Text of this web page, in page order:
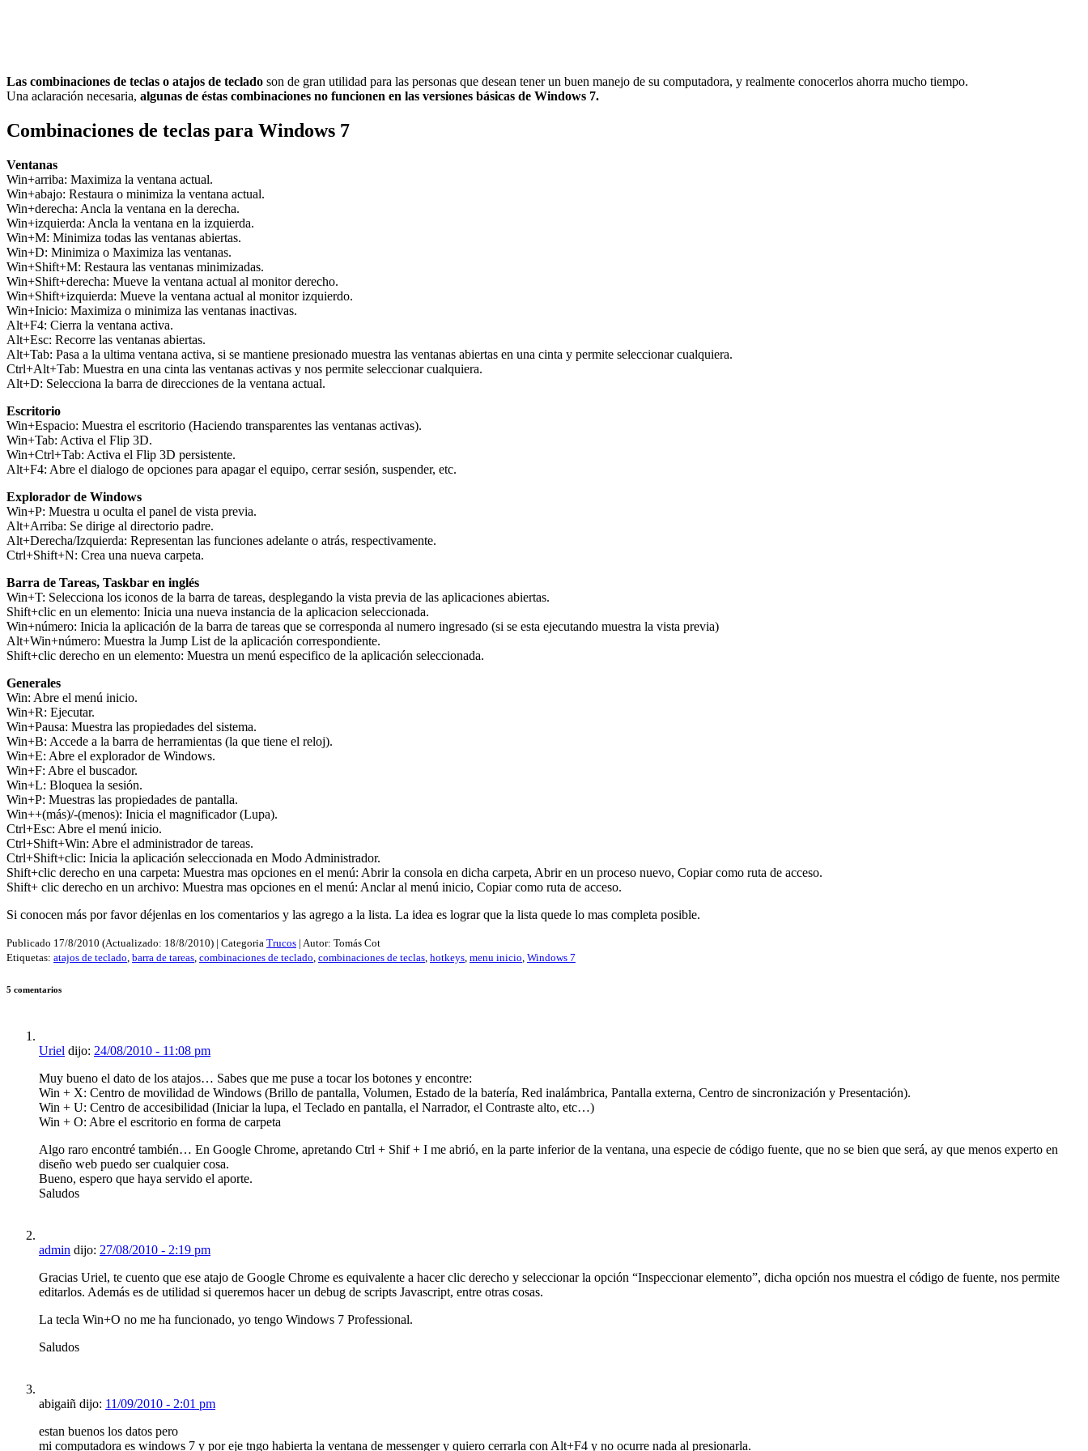
Las combinaciones de teclas o atajos de teclado son de gran utilidad para las personas que desean tener un buen manejo de su computadora, y realmente conocerlos ahorra mucho tiempo.
Una aclaración necesaria, algunas de éstas combinaciones no funcionen en las versiones básicas de Windows 7.
Combinaciones de teclas para Windows 7
Ventanas
Win+arriba: Maximiza la ventana actual.
Win+abajo: Restaura o minimiza la ventana actual.
Win+derecha: Ancla la ventana en la derecha.
Win+izquierda: Ancla la ventana en la izquierda.
Win+M: Minimiza todas las ventanas abiertas.
Win+D: Minimiza o Maximiza las ventanas.
Win+Shift+M: Restaura las ventanas minimizadas.
Win+Shift+derecha: Mueve la ventana actual al monitor derecho.
Win+Shift+izquierda: Mueve la ventana actual al monitor izquierdo.
Win+Inicio: Maximiza o minimiza las ventanas inactivas.
Alt+F4: Cierra la ventana activa.
Alt+Esc: Recorre las ventanas abiertas.
Alt+Tab: Pasa a la ultima ventana activa, si se mantiene presionado muestra las ventanas abiertas en una cinta y permite seleccionar cualquiera.
Ctrl+Alt+Tab: Muestra en una cinta las ventanas activas y nos permite seleccionar cualquiera.
Alt+D: Selecciona la barra de direcciones de la ventana actual.
Escritorio
Win+Espacio: Muestra el escritorio (Haciendo transparentes las ventanas activas).
Win+Tab: Activa el Flip 3D.
Win+Ctrl+Tab: Activa el Flip 3D persistente.
Alt+F4: Abre el dialogo de opciones para apagar el equipo, cerrar sesión, suspender, etc.
Explorador de Windows
Win+P: Muestra u oculta el panel de vista previa.
Alt+Arriba: Se dirige al directorio padre.
Alt+Derecha/Izquierda: Representan las funciones adelante o atrás, respectivamente.
Ctrl+Shift+N: Crea una nueva carpeta.
Barra de Tareas, Taskbar en inglés
Win+T: Selecciona los iconos de la barra de tareas, desplegando la vista previa de las aplicaciones abiertas.
Shift+clic en un elemento: Inicia una nueva instancia de la aplicacion seleccionada.
Win+número: Inicia la aplicación de la barra de tareas que se corresponda al numero ingresado (si se esta ejecutando muestra la vista previa)
Alt+Win+número: Muestra la Jump List de la aplicación correspondiente.
Shift+clic derecho en un elemento: Muestra un menú especifico de la aplicación seleccionada.
Generales
Win: Abre el menú inicio.
Win+R: Ejecutar.
Win+Pausa: Muestra las propiedades del sistema.
Win+B: Accede a la barra de herramientas (la que tiene el reloj).
Win+E: Abre el explorador de Windows.
Win+F: Abre el buscador.
Win+L: Bloquea la sesión.
Win+P: Muestras las propiedades de pantalla.
Win++(más)/-(menos): Inicia el magnificador (Lupa).
Ctrl+Esc: Abre el menú inicio.
Ctrl+Shift+Win: Abre el administrador de tareas.
Ctrl+Shift+clic: Inicia la aplicación seleccionada en Modo Administrador.
Shift+clic derecho en una carpeta: Muestra mas opciones en el menú: Abrir la consola en dicha carpeta, Abrir en un proceso nuevo, Copiar como ruta de acceso.
Shift+ clic derecho en un archivo: Muestra mas opciones en el menú: Anclar al menú inicio, Copiar como ruta de acceso.
Si conocen más por favor déjenlas en los comentarios y las agrego a la lista. La idea es lograr que la lista quede lo mas completa posible.
Publicado 17/8/2010 (Actualizado: 18/8/2010) | Categoria Trucos | Autor: Tomás Cot
Etiquetas: atajos de teclado barra de tareas combinaciones de teclado combinaciones de teclas hotkeys menu inicio Windows 7
5 comentarios
Uriel dijo: 24/08/2010 - 11:08 pm
Muy bueno el dato de los atajos… Sabes que me puse a tocar los botones y encontre:
Win + X: Centro de movilidad de Windows (Brillo de pantalla, Volumen, Estado de la batería, Red inalámbrica, Pantalla externa, Centro de sincronización y Presentación).
Win + U: Centro de accesibilidad (Iniciar la lupa, el Teclado en pantalla, el Narrador, el Contraste alto, etc…)
Win + O: Abre el escritorio en forma de carpeta
Algo raro encontré también… En Google Chrome, apretando Ctrl + Shif + I me abrió, en la parte inferior de la ventana, una especie de código fuente, que no se bien que será, ay que menos experto en
diseño web puedo ser cualquier cosa.
Bueno, espero que haya servido el aporte.
Saludos
admin dijo: 27/08/2010 - 2:19 pm
Gracias Uriel, te cuento que ese atajo de Google Chrome es equivalente a hacer clic derecho y seleccionar la opción “Inspeccionar elemento”, dicha opción nos muestra el código de fuente, nos permite
editarlos. Además es de utilidad si queremos hacer un debug de scripts Javascript, entre otras cosas.
La tecla Win+O no me ha funcionado, yo tengo Windows 7 Professional.
Saludos
abigaiñ dijo: 11/09/2010 - 2:01 pm
estan buenos los datos pero
mi computadora es windows 7 y por eje tngo habierta la ventana de messenger y quiero cerrarla con Alt+F4 y no ocurre nada al presionarla.